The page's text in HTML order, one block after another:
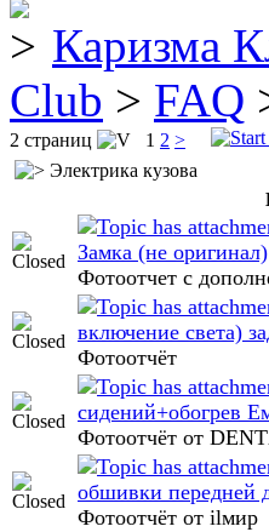
Каризма
Club > FAQ
2 страниц 1 2 >
Электрика кузова
Замка (не оригинал)
Фотоотчет c
включение света)
Фотоотчёт
сидений+обогрев
Фотоотчёт от
обшивки передней
Фотоотчёт от ilмир